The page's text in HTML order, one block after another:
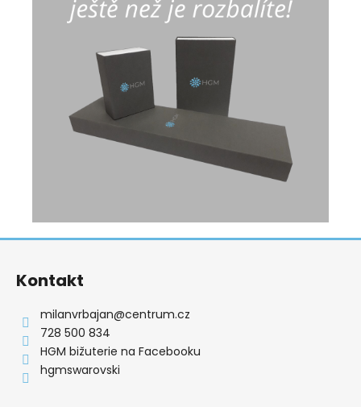
Z
Kontakt
milanvrbajan@centrum.cz
728 500 834
HGM bižuterie na Facebooku
hgmswarovski